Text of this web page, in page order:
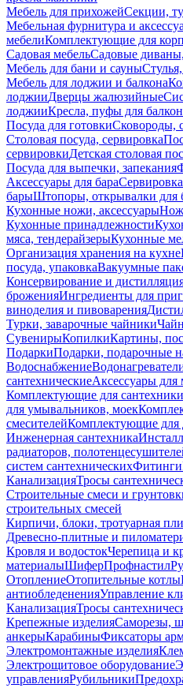
Мебель для прихожейСекции,
Мебельная фурнитура и
мебелиКомплектующие для
Садовая мебельСадовые
Мебель для бани и сауны
Мебель для лоджии и балкона
лоджииДверцы жалюзийные
лоджииКресла, пуфы для
Посуда для готовкиСковороды,
Столовая посуда, сервировка
сервировкиДетская столовая
Посуда для выпечки, запекания
Аксессуары для бара
барыШтопоры, открывалки для
Кухонные ножи, аксессуары
Кухонные принадлежности
мяса, тендерайзерыКухонные
Организация хранения на кухне
посуда, упаковкаВакуумные
Консервирование и
броженияИнгредиенты для
виноделия и пивоварения
Турки, заварочные чайники
СувенирыКопилкиКартины,
ПодаркиПодарки, подарочные
Водоснабжение
сантехническиеАксессуары для
Комплектующие для сантехники
для умывальников, моек
смесителейКомплектующие для
Инженерная сантехника
радиаторов,
систем сантехническихФитинги
КанализацияТросы
Строительные смеси и
строительных смесей
Кирпичи, блоки, тротуарная
Древесно-плитные и
Кровля и водостокЧерепица и
материалыШиферПрофнастил
ОтоплениеОтопительные котлы
антиобледененияУправление
КанализацияТросы
Крепежные изделияСаморезы,
анкерыКарабиныФиксаторы
Электромонтажные изделия
Электрощитовое оборудование
управленияРубильники